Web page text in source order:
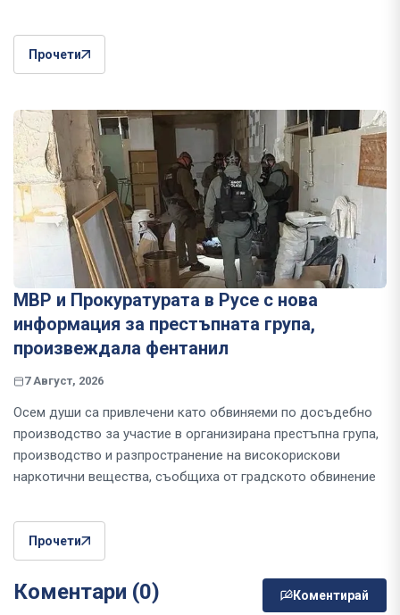
Прочети
МВР и Прокуратурата в Русе с нова
информация за престъпната група,
произвеждала фентанил
7 Август, 2026
Осем души са привлечени като обвиняеми по досъдебно
производство за участие в организирана престъпна група,
производство и разпространение на високорискови
наркотични вещества, съобщиха от градското обвинение
Прочети
Коментари (0) Коментирай